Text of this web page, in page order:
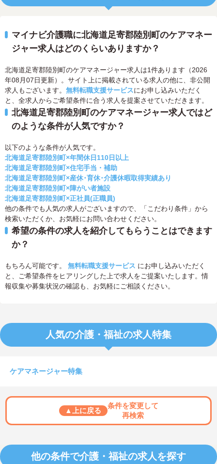
マイナビ介護職に北海道足寄郡陸別町のケアマネー
ジャー求人はどのくらいありますか？
北海道足寄郡陸別町のケアマネージャー求人は1件あります（2026
年08月07日更新）。サイト上に掲載されている求人の他に、非公開
求人もございます。 無料転職支援サービスにお申し込みいただく
と、全求人からご希望条件に合う求人を提案させていただきます。
北海道足寄郡陸別町のケアマネージャー求人ではど
のような条件が人気ですか？
以下のような条件が人気です。
北海道足寄郡陸別町×年間休日110日以上
北海道足寄郡陸別町×住宅手当・補助
北海道足寄郡陸別町×産休･育休･介護休暇取得実績あり
北海道足寄郡陸別町×障がい者施設
北海道足寄郡陸別町×正社員(正職員)
他の条件でも人気の求人がございますので、「こだわり条件」から
検索いただくか、お気軽にお問い合わせください。
希望の条件の求人を紹介してもらうことはできます
か？
もちろん可能です。 無料転職支援サービス にお申し込みいただく
と、ご希望条件をヒアリングした上で求人をご提案いたします。情
報収集や募集状況の確認も、お気軽にご相談ください。
人気の介護・福祉の求人特集
ケアマネージャー特集
▲上に戻る
条件を変更して
再検索
他の条件で介護・福祉の求人を探す